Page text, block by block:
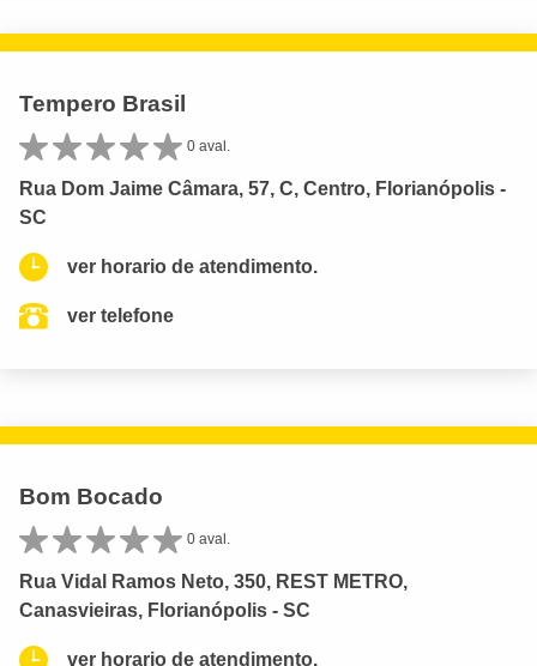
Tempero Brasil
0 aval.
Rua Dom Jaime Câmara, 57, C, Centro, Florianópolis -
SC
ver horario de atendimento.
ver telefone
Bom Bocado
0 aval.
Rua Vidal Ramos Neto, 350, REST METRO,
Canasvieiras, Florianópolis - SC
ver horario de atendimento.